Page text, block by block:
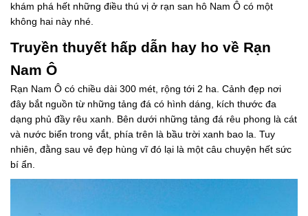
khám phá hết những điều thú vị ở rạn san hô Nam Ô có một
không hai này nhé.
Truyền thuyết hấp dẫn hay ho về Rạn
Nam Ô
Rạn Nam Ô có chiều dài 300 mét, rộng tới 2 ha. Cảnh đẹp nơi
đây bắt nguồn từ những tảng đá có hình dáng, kích thước đa
dạng phủ đầy rêu xanh. Bên dưới những tảng đá rêu phong là cát
và nước biển trong vắt, phía trên là bầu trời xanh bao la. Tuy
nhiên, đằng sau vẻ đẹp hùng vĩ đó lại là một câu chuyện hết sức
bí ẩn.